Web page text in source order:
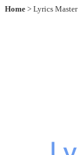
Home > Lyrics Master